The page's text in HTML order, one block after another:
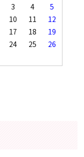
3 4
5
10 11
12
17 18
19
24 25
26